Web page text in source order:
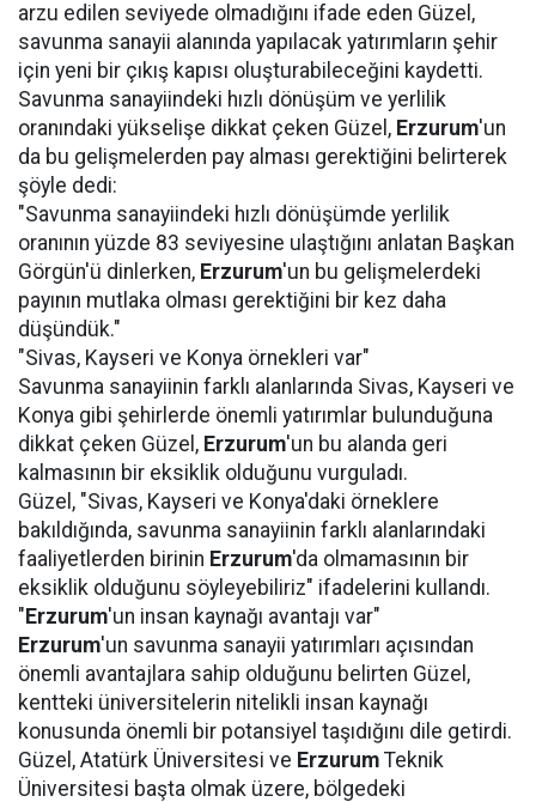
arzu edilen seviyede olmadığını ifade eden Güzel,
savunma sanayii alanında yapılacak yatırımların şehir
için yeni bir çıkış kapısı oluşturabileceğini kaydetti.
Savunma sanayiindeki hızlı dönüşüm ve yerlilik
oranındaki yükselişe dikkat çeken Güzel, Erzurum'un
da bu gelişmelerden pay alması gerektiğini belirterek
şöyle dedi:
"Savunma sanayiindeki hızlı dönüşümde yerlilik
oranının yüzde 83 seviyesine ulaştığını anlatan Başkan
Görgün'ü dinlerken, Erzurum'un bu gelişmelerdeki
payının mutlaka olması gerektiğini bir kez daha
düşündük."
"Sivas, Kayseri ve Konya örnekleri var"
Savunma sanayiinin farklı alanlarında Sivas, Kayseri ve
Konya gibi şehirlerde önemli yatırımlar bulunduğuna
dikkat çeken Güzel, Erzurum'un bu alanda geri
kalmasının bir eksiklik olduğunu vurguladı.
Güzel, "Sivas, Kayseri ve Konya'daki örneklere
bakıldığında, savunma sanayiinin farklı alanlarındaki
faaliyetlerden birinin Erzurum'da olmamasının bir
eksiklik olduğunu söyleyebiliriz" ifadelerini kullandı.
" Erzurum'un insan kaynağı avantajı var"
Erzurum'un savunma sanayii yatırımları açısından
önemli avantajlara sahip olduğunu belirten Güzel,
kentteki üniversitelerin nitelikli insan kaynağı
konusunda önemli bir potansiyel taşıdığını dile getirdi.
Güzel, Atatürk Üniversitesi ve Erzurum Teknik
Üniversitesi başta olmak üzere, bölgedeki